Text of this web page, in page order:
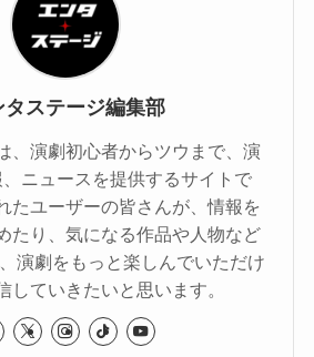
タステージ編集部
、演劇初心者からツウまで、演
ニュースを提供するサイトで
たユーザーの皆さんが、情報を
たり、気になる作品や人物など
演劇をもっと楽しんでいただけ
していきたいと思います。